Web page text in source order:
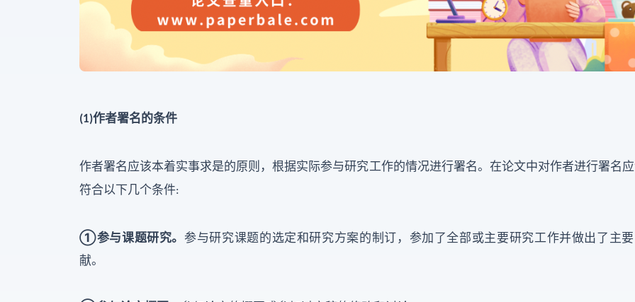
(1)作者署名的条件
作者署名应该本着实事求是的原则，根据实际参与研究工作的情况进行署名。在论文中对作者进行署名
符合以下几个条件:
①参与课题研究。 参与研究课题的选定和研究方案的制订，参加了全部或主要研究工作并做出了主
献。